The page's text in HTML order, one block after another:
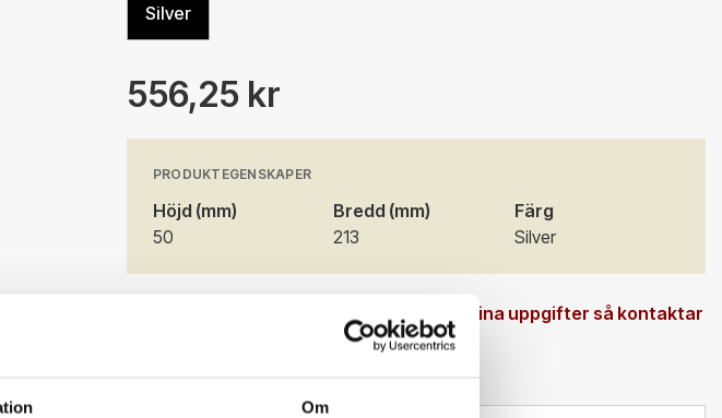
Om
Silver
556,25 kr
PRODUKTEGENSKAPER
Höjd (mm)
50
Bredd (mm)
213
Färg
Silver
Produkten är en beställningsvara. Ange dina uppgifter så kontaktar